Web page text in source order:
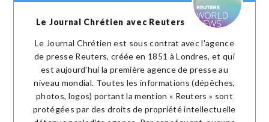
Le Journal Chrétien avec Reuters
Le Journal Chrétien est sous contrat avec l'agence
de presse Reuters, créée en 1851 à Londres, et qui
est aujourd'hui la première agence de presse au
niveau mondial. Toutes les informations (dépêches,
photos, logos) portant la mention « Reuters » sont
protégées par des droits de propriété intellectuelle